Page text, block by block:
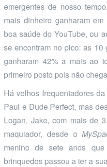
emergentes de nosso
mais dinheiro ganharam
boa saúde do YouTube, ou
se encontram no pico: as 10
ganharam 42% a mais ao
primeiro posto pois não
Há velhos frequentadores
Paul e Dude Perfect, mas
Logan, Jake, com mais de
maquiador, desde o
menino de sete anos
brinquedos passou a ter a